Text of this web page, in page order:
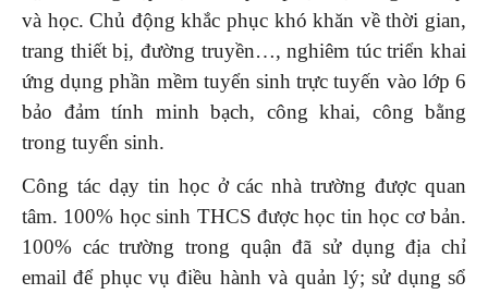
và học. Chủ động khắc phục khó khăn về thời gian,
trang thiết bị, đường truyền…, nghiêm túc triển khai
ứng dụng phần mềm tuyển sinh trực tuyến vào lớp 6
bảo đảm tính minh bạch, công khai, công bằng
trong tuyển sinh.
Công tác dạy tin học ở các nhà trường được quan
tâm. 100% học sinh THCS được học tin học cơ bản.
100% các trường trong quận đã sử dụng địa chỉ
email để phục vụ điều hành và quản lý; sử dụng sổ